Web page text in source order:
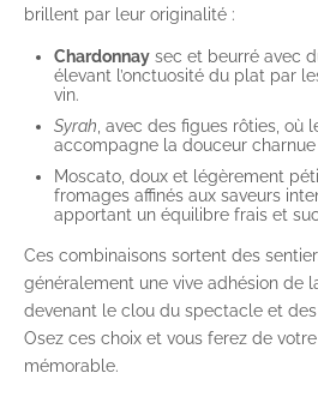
brillent par leur originalité :
Chardonnay sec et beurré avec
élevant l’onctuosité du plat par
vin.
Syrah, avec des figues rôties, où
accompagne la douceur
Moscato, doux et légèrement
fromages affinés aux saveurs
apportant un équilibre frais et
Ces combinaisons sortent des
généralement une vive adhésion de
devenant le clou du spectacle et
Osez ces choix et vous ferez de
mémorable.